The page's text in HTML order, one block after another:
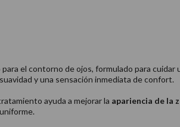
el contorno de ojos, formulado para cuidar
y una sensación inmediata de confort.
ayuda a mejorar la apariencia de la